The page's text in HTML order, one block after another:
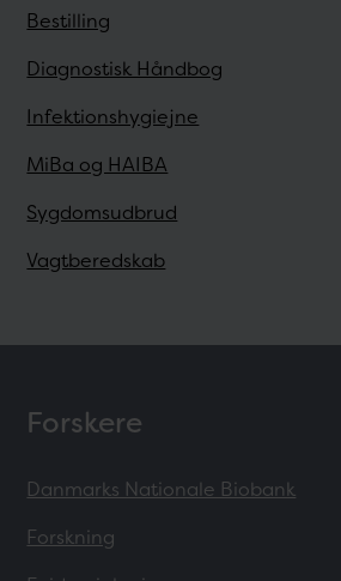
Bestilling
Diagnostisk Håndbog
Infektionshygiejne
MiBa og HAIBA
Sygdomsudbrud
Vagtberedskab
Forskere
Danmarks Nationale Biobank
Forskning